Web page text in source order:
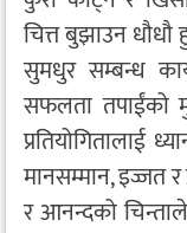
चित्त बुझाउन
सुमधुर सम्बन्ध
सफलता तपाईंको
प्रतियोगितालाई
मानसम्मान, इज्जत र
र आनन्दको